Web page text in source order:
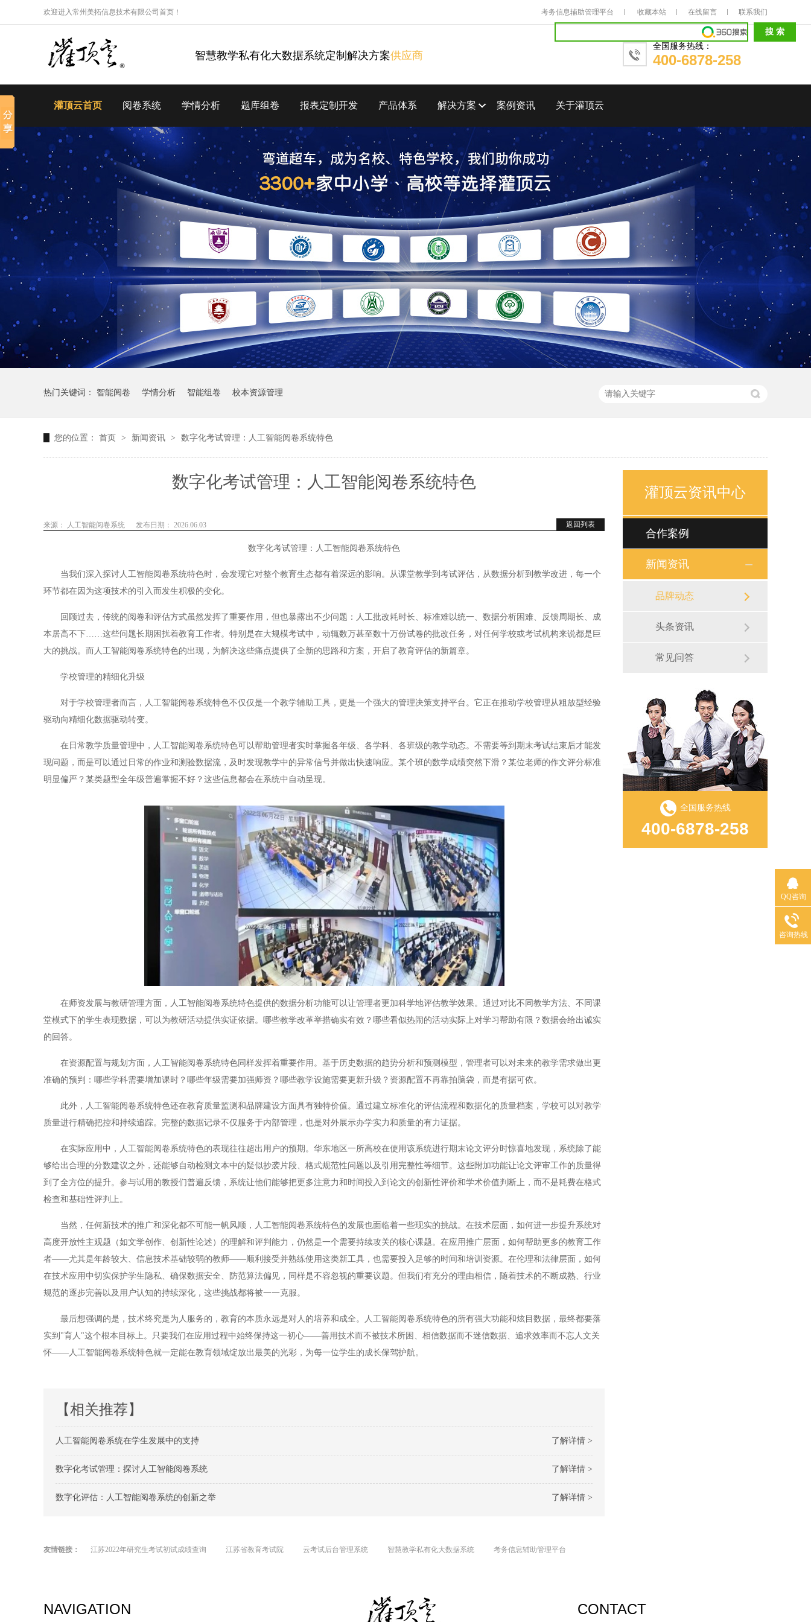
考务信息辅助管理平台 收藏本站 在线留言 联系我们
欢迎进入常州美拓信息技术有限公司首页！
智慧教学私有化大数据系统定制解决方案供应商
全国服务热线：
400-6878-258
灌顶云首页 阅卷系统 学情分析 题库组卷 报表定制开发 产品体系 解决方案 案例资讯 关于灌顶云
热门关键词： 智能阅卷 学情分析 智能组卷 校本资源管理
您的位置： 首页 > 新闻资讯 > 数字化考试管理：人工智能阅卷系统特色
数字化考试管理：人工智能阅卷系统特色
返回列表
来源： 人工智能阅卷系统 发布日期： 2026.06.03
数字化考试管理：人工智能阅卷系统特色
当我们深入探讨人工智能阅卷系统特色时，会发现它对整个教育生态都有着深远的影响。从课堂教学到考试评估，从数据分析到教学改进，每一个
环节都在因为这项技术的引入而发生积极的变化。
回顾过去，传统的阅卷和评估方式虽然发挥了重要作用，但也暴露出不少问题：人工批改耗时长、标准难以统一、数据分析困难、反馈周期长、成
本居高不下……这些问题长期困扰着教育工作者。特别是在大规模考试中，动辄数万甚至数十万份试卷的批改任务，对任何学校或考试机构来说都是巨
大的挑战。而人工智能阅卷系统特色的出现，为解决这些痛点提供了全新的思路和方案，开启了教育评估的新篇章。
学校管理的精细化升级
对于学校管理者而言，人工智能阅卷系统特色不仅仅是一个教学辅助工具，更是一个强大的管理决策支持平台。它正在推动学校管理从粗放型经验
驱动向精细化数据驱动转变。
在日常教学质量管理中，人工智能阅卷系统特色可以帮助管理者实时掌握各年级、各学科、各班级的教学动态。不需要等到期末考试结束后才能发
现问题，而是可以通过日常的作业和测验数据流，及时发现教学中的异常信号并做出快速响应。某个班的数学成绩突然下滑？某位老师的作文评分标准
明显偏严？某类题型全年级普遍掌握不好？这些信息都会在系统中自动呈现。
在师资发展与教研管理方面，人工智能阅卷系统特色提供的数据分析功能可以让管理者更加科学地评估教学效果。通过对比不同教学方法、不同课
堂模式下的学生表现数据，可以为教研活动提供实证依据。哪些教学改革举措确实有效？哪些看似热闹的活动实际上对学习帮助有限？数据会给出诚实
的回答。
在资源配置与规划方面，人工智能阅卷系统特色同样发挥着重要作用。基于历史数据的趋势分析和预测模型，管理者可以对未来的教学需求做出更
准确的预判：哪些学科需要增加课时？哪些年级需要加强师资？哪些教学设施需要更新升级？资源配置不再靠拍脑袋，而是有据可依。
此外，人工智能阅卷系统特色还在教育质量监测和品牌建设方面具有独特价值。通过建立标准化的评估流程和数据化的质量档案，学校可以对教学
质量进行精确把控和持续追踪。完整的数据记录不仅服务于内部管理，也是对外展示办学实力和质量的有力证据。
在实际应用中，人工智能阅卷系统特色的表现往往超出用户的预期。华东地区一所高校在使用该系统进行期末论文评分时惊喜地发现，系统除了能
够给出合理的分数建议之外，还能够自动检测文本中的疑似抄袭片段、格式规范性问题以及引用完整性等细节。这些附加功能让论文评审工作的质量得
到了全方位的提升。参与试用的教授们普遍反馈，系统让他们能够把更多注意力和时间投入到论文的创新性评价和学术价值判断上，而不是耗费在格式
检查和基础性评判上。
当然，任何新技术的推广和深化都不可能一帆风顺，人工智能阅卷系统特色的发展也面临着一些现实的挑战。在技术层面，如何进一步提升系统对
高度开放性主观题（如文学创作、创新性论述）的理解和评判能力，仍然是一个需要持续攻关的核心课题。在应用推广层面，如何帮助更多的教育工作
者——尤其是年龄较大、信息技术基础较弱的教师——顺利接受并熟练使用这类新工具，也需要投入足够的时间和培训资源。在伦理和法律层面，如何
在技术应用中切实保护学生隐私、确保数据安全、防范算法偏见，同样是不容忽视的重要议题。但我们有充分的理由相信，随着技术的不断成熟、行业
规范的逐步完善以及用户认知的持续深化，这些挑战都将被一一克服。
最后想强调的是，技术终究是为人服务的，教育的本质永远是对人的培养和成全。人工智能阅卷系统特色的所有强大功能和炫目数据，最终都要落
实到"育人"这个根本目标上。只要我们在应用过程中始终保持这一初心——善用技术而不被技术所困、相信数据而不迷信数据、追求效率而不忘人文关
怀——人工智能阅卷系统特色就一定能在教育领域绽放出最美的光彩，为每一位学生的成长保驾护航。
【相关推荐】
了解详情 >
人工智能阅卷系统在学生发展中的支持
了解详情 >
数字化考试管理：探讨人工智能阅卷系统
了解详情 >
数字化评估：人工智能阅卷系统的创新之举
灌顶云资讯中心
合作案例
新闻资讯
品牌动态
头条资讯
常见问答
全国服务热线
400-6878-258
友情链接： 江苏2022年研究生考试初试成绩查询 江苏省教育考试院 云考试后台管理系统 智慧教学私有化大数据系统 考务信息辅助管理平台
NAVIGATION CONTACT
QQ咨询
咨询热线